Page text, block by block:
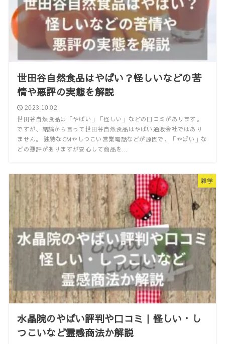
世田谷自然食品はやばい？怪しいなどの苦
情や悪評の実態を解説
2023.10.02
世田谷自然食品は「やばい」「怪しい」などの口コミがあります。
ですが、結論から言って世田谷自然食品はやばい通販会社ではあり
ません。 独特なCMやしつこい営業電話などが原因で、「やばい」な
どの悪評がありますが安心して商品を...
雑学
水晶院のやばい評判や口コミ｜怪しい・し
つこいなど霊感商法か解説